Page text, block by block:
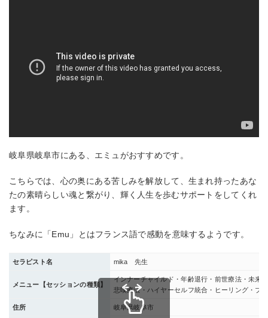
岐阜県岐阜市にある、エミュがおすすめです。
こちらでは、心の奥にある苦しみを解放して、生まれ持ったあな
たの素晴らしい魂と繋がり、輝く人生を歩むサポートをしてくれ
ます。
ちなみに「Emu」とはフランス語で感動を意味するようです。
セラピスト名 mika 先生
メニュー【セッションの種類】
インナーチャイルド・年齢退行・前世療法・未来
悲嘆療法・ハイヤーセルフ統合・ヒーリング・ブ
住所 岐阜県岐阜市